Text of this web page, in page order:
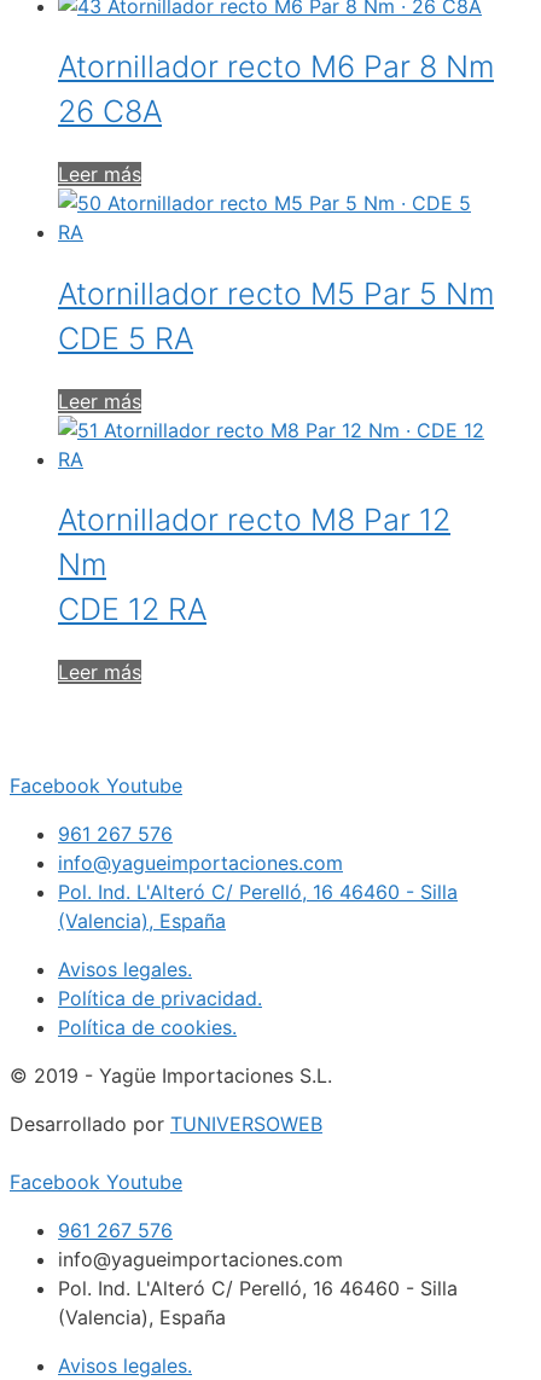
Atornillador recto M6 Par 8 Nm
26 C8A
Leer más
Atornillador recto M5 Par 5 Nm
CDE 5 RA
Leer más
Atornillador recto M8 Par 12
Nm
CDE 12 RA
Leer más
Facebook Youtube
961 267 576
info@yagueimportaciones.com
Pol. Ind. L'Alteró C/ Perelló, 16 46460 - Silla
(Valencia), España
Avisos legales.
Política de privacidad.
Política de cookies.
© 2019 - Yagüe Importaciones S.L.
Desarrollado por TUNIVERSOWEB
Facebook Youtube
961 267 576
info@yagueimportaciones.com
Pol. Ind. L'Alteró C/ Perelló, 16 46460 - Silla
(Valencia), España
Avisos legales.